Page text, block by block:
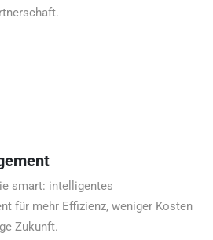
smart: intelligentes
für mehr Effizienz, weniger Kosten
Zukunft.